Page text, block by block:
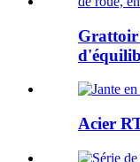
Grattoir
Acier